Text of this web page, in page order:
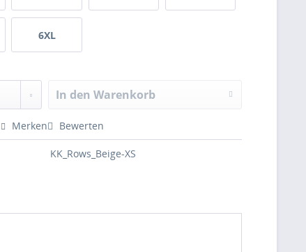
6XL
In den Warenkorb
Merken Bewerten
KK_Rows_Beige-XS